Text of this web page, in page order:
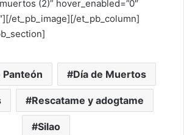
(2)” hover_enabled=”0″
et_pb_image][/et_pb_column]
Día de Muertos
Rescatame y adogtame
Silao